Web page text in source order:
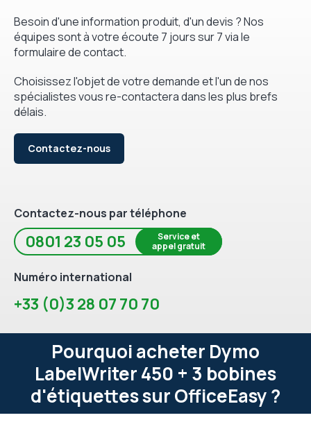
Besoin d'une information produit, d'un devis ? Nos
équipes sont à votre écoute 7 jours sur 7 via le
formulaire de contact.
Choisissez l'objet de votre demande et l'un de nos
spécialistes vous re-contactera dans les plus brefs
délais.
Contactez-nous
Contactez-nous par téléphone
0801 23 05 05
Service et
appel gratuit
Numéro international
+33 (0)3 28 07 70 70
Pourquoi acheter Dymo
LabelWriter 450 + 3 bobines
d'étiquettes sur OfficeEasy ?